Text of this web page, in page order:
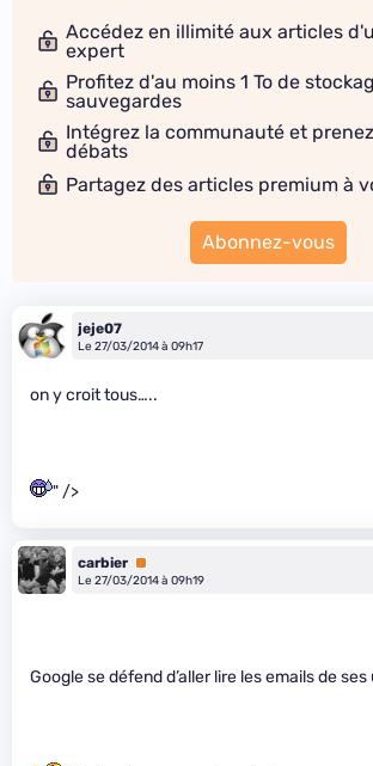
Accédez en illimité aux articles
expert
Profitez d'au moins 1 To de
sauvegardes
Intégrez la communauté et
débats
Partagez des articles premium à
Abonnez-vous
jeje07
Le 27/03/2014 à 09h17
on y croit tous…..
" />
carbier Premium
Le 27/03/2014 à 09h19
Google se défend d’aller lire les emails de